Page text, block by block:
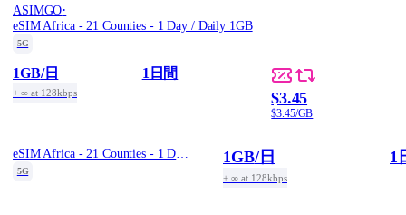
ASIMGO·
eSIM Africa - 21 Counties - 1 Day / Daily 1GB
5G
1GB/日
+ ∞ at 128kbps
1日間
$3.45
$3.45/GB
5G
1GB/日
+ ∞ at 128kbps
1